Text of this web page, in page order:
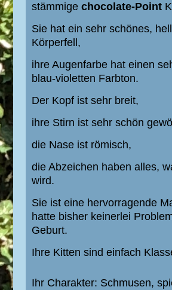
stämmige chocolate-Point
Sie hat ein sehr schönes,
Körperfell,
ihre Augenfarbe hat einen
blau-violetten Farbton.
Der Kopf ist sehr breit,
ihre Stirn ist sehr schön
die Nase ist römisch,
die Abzeichen haben alles,
wird.
Sie ist eine hervorragende
hatte bisher keinerlei
Geburt.
Ihre Kitten sind einfach
Ihr Charakter: Schmusen,